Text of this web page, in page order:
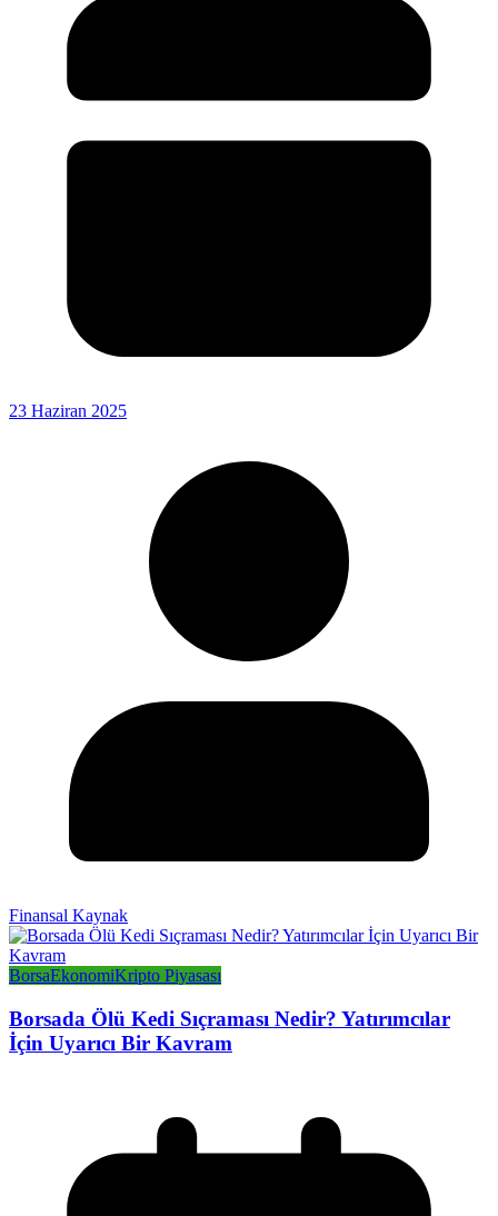
23 Haziran 2025
Finansal Kaynak
BorsaEkonomiKripto Piyasası
Borsada Ölü Kedi Sıçraması Nedir? Yatırımcılar
İçin Uyarıcı Bir Kavram